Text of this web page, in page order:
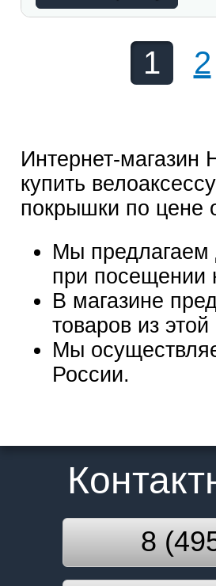
1 2
Интернет-магазин
купить
покрышки по цене
Мы предлагаем
при посещении
В магазине
товаров из этой
Мы
России.
8